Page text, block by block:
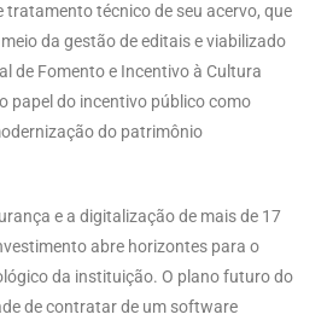
tratamento técnico de seu acervo, que
da gestão de editais e viabilizado
de Fomento e Incentivo à Cultura
papel do incentivo público como
do patrimônio
e a digitalização de mais de 17
abre horizontes para o
da instituição. O plano futuro do
de contratar de um software